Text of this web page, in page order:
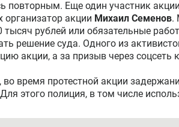
повторным. Еще один участник
организатор акции Михаил Семенов.
рублей или обязательные
решение суда. Одного из
акции, а за призыв через соцсеть
время протестной акции
этого полиция, в том числе